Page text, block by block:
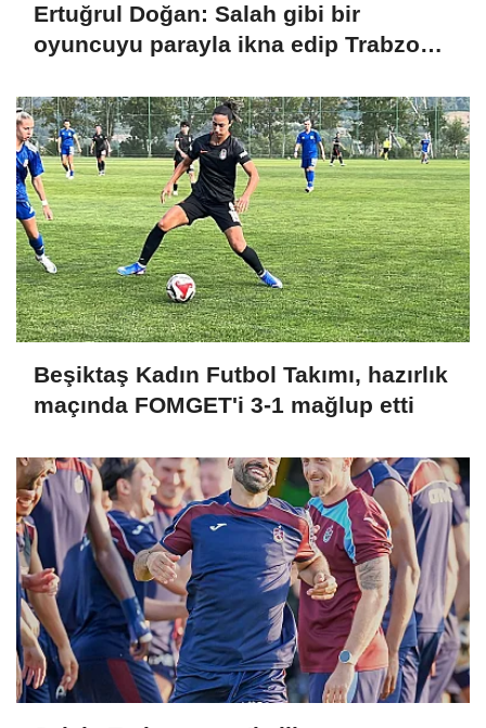
Ertuğrul Doğan: Salah gibi bir
oyuncuyu parayla ikna edip Trabzon'a
Beşiktaş Kadın Futbol Takımı, hazırlık
maçında FOMGET'i 3-1 mağlup etti